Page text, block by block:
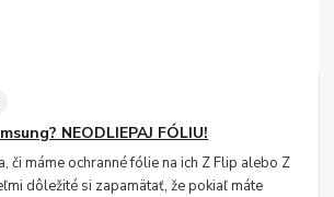
NEODLIEPAJ FÓLIU!
či máme ochranné fólie na ich Z Flip alebo Z
dôležité si zapamätať, že pokiaľ máte